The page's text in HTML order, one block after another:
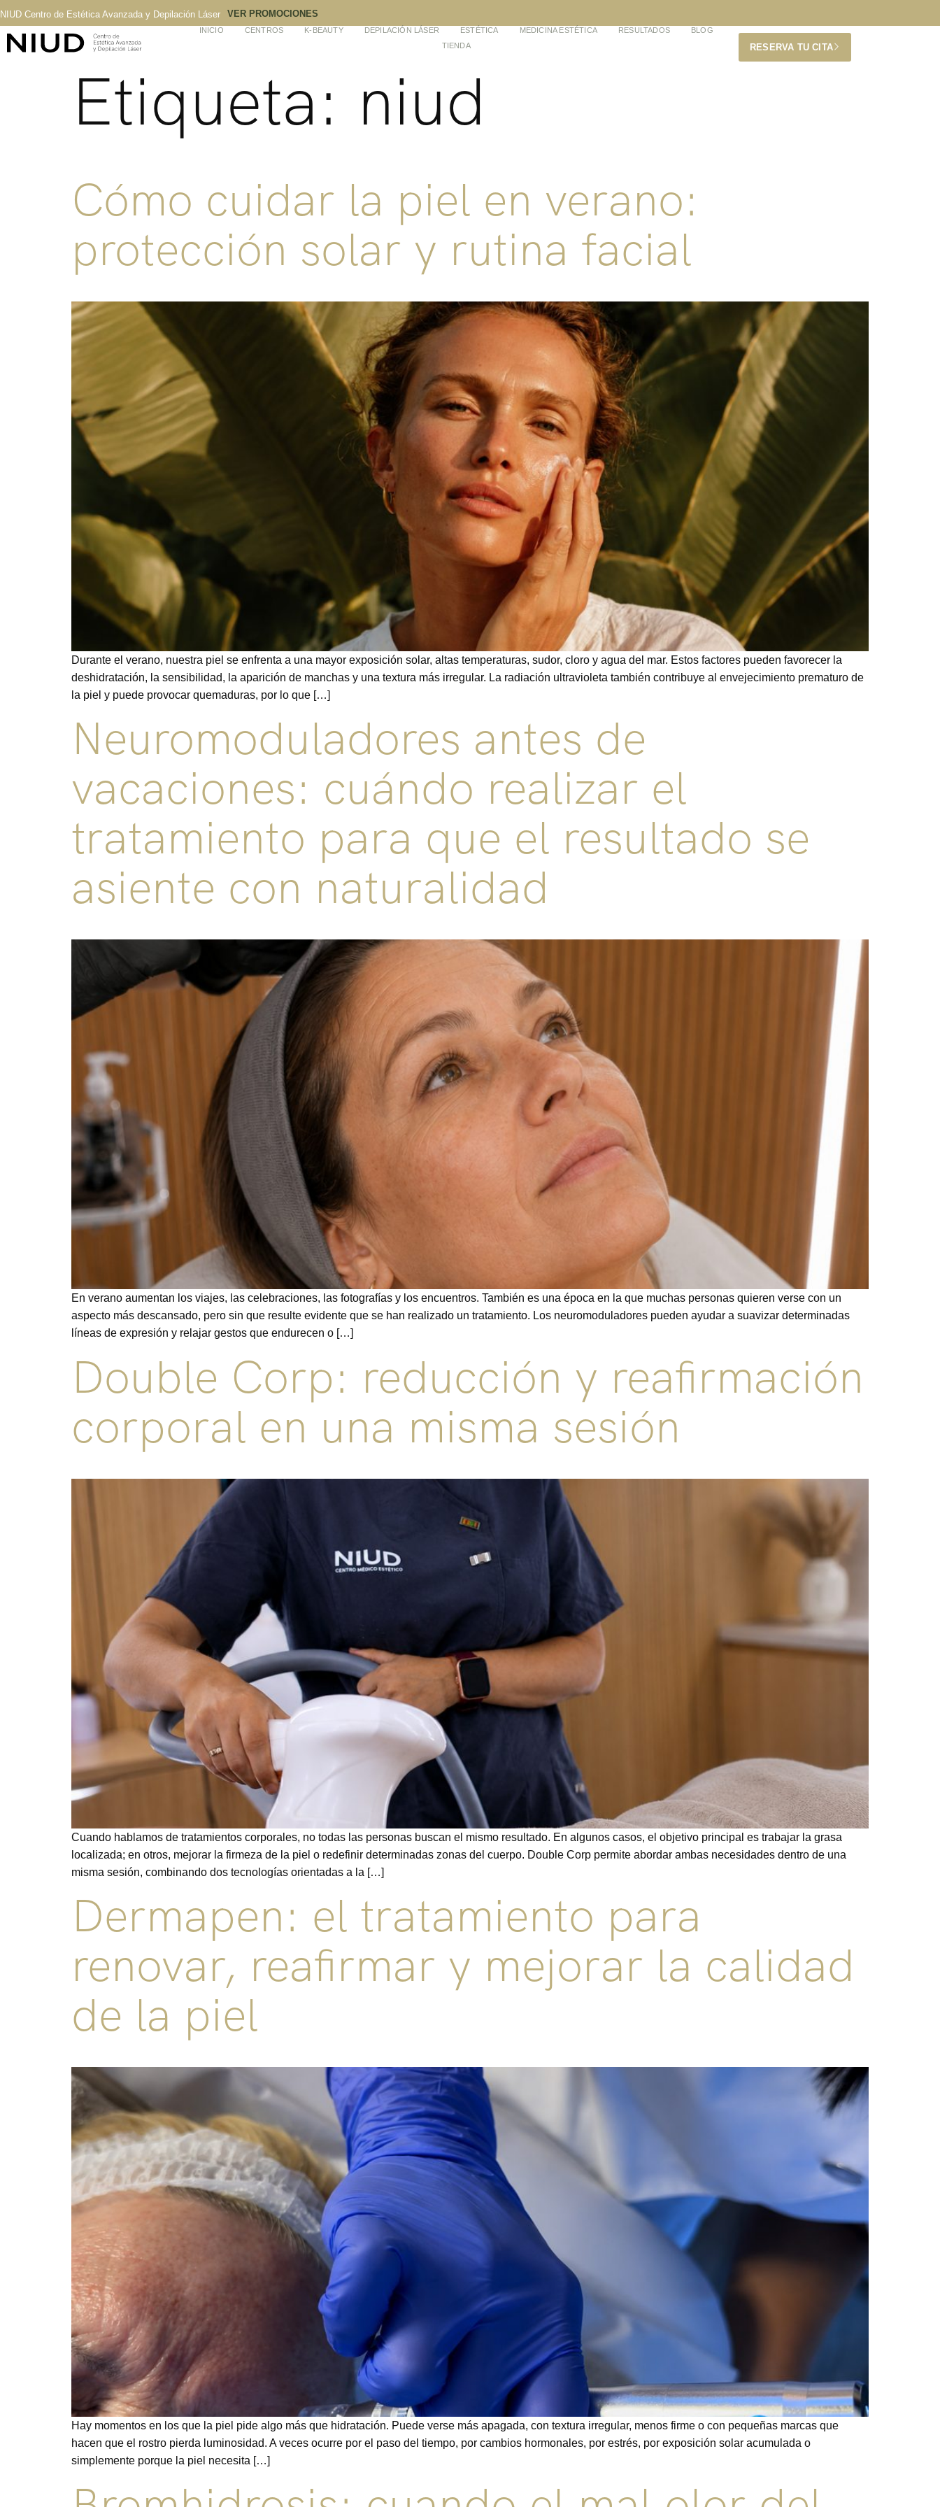
NIUD Centro de Estética Avanzada y Depilación Láser VER PROMOCIONES
INICIO CENTROS K-BEAUTY DEPILACIÓN LÁSER ESTÉTICA MEDICINA ESTÉTICA RESULTADOS
BLOG
TIENDA
RESERVA TU CITA
Etiqueta: niud
Cómo cuidar la piel en verano:
protección solar y rutina facial
Durante el verano, nuestra piel se enfrenta a una mayor exposición solar, altas temperaturas, sudor, cloro y agua del mar. Estos factores pueden favorecer la
deshidratación, la sensibilidad, la aparición de manchas y una textura más irregular. La radiación ultravioleta también contribuye al envejecimiento prematuro de
la piel y puede provocar quemaduras, por lo que […]
Neuromoduladores antes de
vacaciones: cuándo realizar el
tratamiento para que el resultado se
asiente con naturalidad
En verano aumentan los viajes, las celebraciones, las fotografías y los encuentros. También es una época en la que muchas personas quieren verse con un
aspecto más descansado, pero sin que resulte evidente que se han realizado un tratamiento. Los neuromoduladores pueden ayudar a suavizar determinadas
líneas de expresión y relajar gestos que endurecen o […]
Double Corp: reducción y reafirmación
corporal en una misma sesión
Cuando hablamos de tratamientos corporales, no todas las personas buscan el mismo resultado. En algunos casos, el objetivo principal es trabajar la grasa
localizada; en otros, mejorar la firmeza de la piel o redefinir determinadas zonas del cuerpo. Double Corp permite abordar ambas necesidades dentro de una
misma sesión, combinando dos tecnologías orientadas a la […]
Dermapen: el tratamiento para
renovar, reafirmar y mejorar la calidad
de la piel
Hay momentos en los que la piel pide algo más que hidratación. Puede verse más apagada, con textura irregular, menos firme o con pequeñas marcas que
hacen que el rostro pierda luminosidad. A veces ocurre por el paso del tiempo, por cambios hormonales, por estrés, por exposición solar acumulada o
simplemente porque la piel necesita […]